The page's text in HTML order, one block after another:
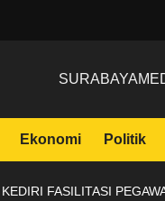
Ekonomi Politik
FASILITASI